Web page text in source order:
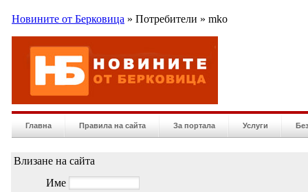
Новините от Берковица » Потребители » mko
Главна Правила на сайта За портала Услуги
Влизане на сайта
Име